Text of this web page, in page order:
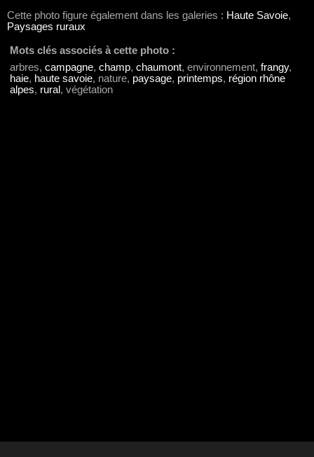
Cette photo figure également dans les galeries : Haute Savoie,
Paysages ruraux
Mots clés associés à cette photo :
arbres, campagne, champ, chaumont, environnement, frangy,
haie, haute savoie, nature, paysage, printemps, région rhône
alpes, rural, végétation